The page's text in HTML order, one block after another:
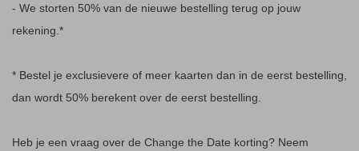
- We storten 50% van de nieuwe bestelling terug op jouw
rekening.*
* Bestel je exclusievere of meer kaarten dan in de eerst bestelling,
dan wordt 50% berekent over de eerst bestelling.
Heb je een vraag over de Change the Date korting? Neem